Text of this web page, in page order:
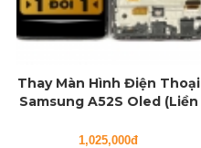
Thay Màn Hình Điện Thoại
Samsung A52S Oled (Liền
1,025,000đ